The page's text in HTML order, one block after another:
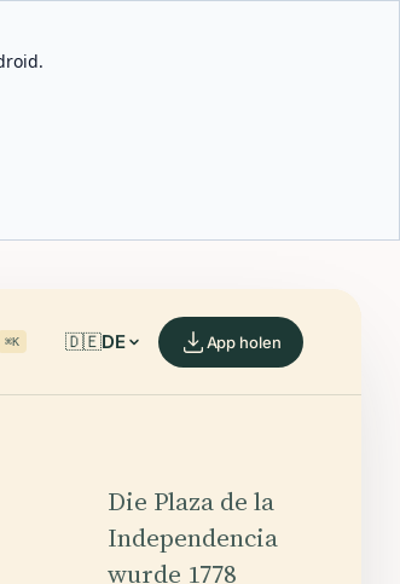
⌘K 🇩🇪DE App holen
Die Plaza de la
Independencia
wurde 1778